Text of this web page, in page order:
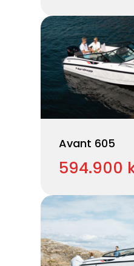
Avant 605
594.900